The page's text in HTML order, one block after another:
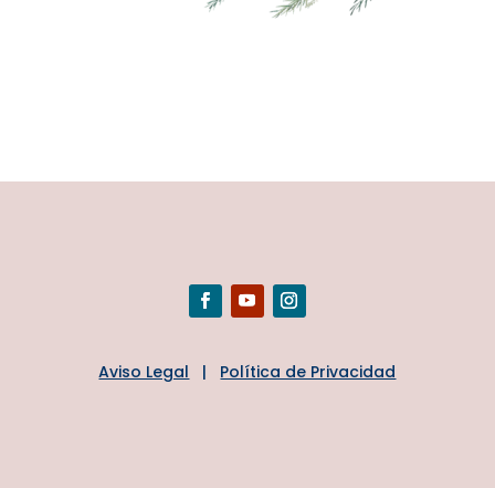
Aviso Legal | Política de Privacidad